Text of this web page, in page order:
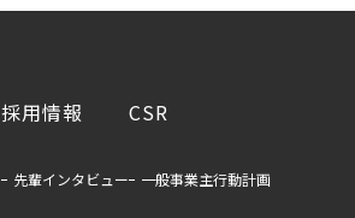
採用情報
先輩インタビュー
CSR
一般事業主行動計画